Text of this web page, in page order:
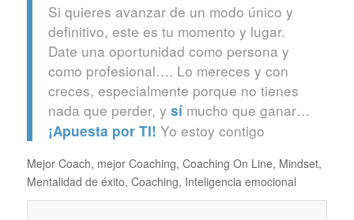
Si quieres avanzar de un modo único y
definitivo, este es tu momento y lugar.
Date una oportunidad como persona y
como profesional…. Lo mereces y con
creces, especialmente porque no tienes
nada que perder, y símucho que ganar…
¡Apuesta por TI! Yo estoy contigo
Mejor Coach, mejor Coaching, Coaching On Line, Mindset,
Mentalidad de éxito, Coaching, Inteligencia emocional